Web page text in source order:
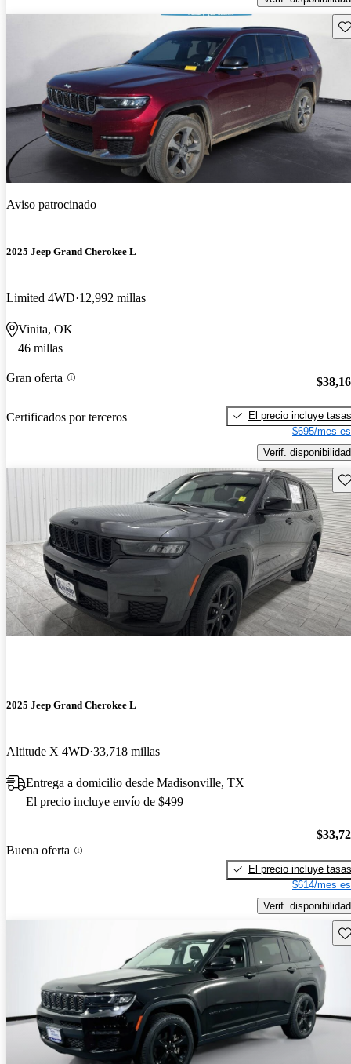
Aviso patrocinado
2025 Jeep Grand Cherokee L
Limited 4WD 12,992 millas
Vinita, OK
46 millas
Gran oferta
Certificados por terceros
El precio incluye tasas
$695/mes
Verif. disponibilidad
2025 Jeep Grand Cherokee L
Altitude X 4WD 33,718 millas
Entrega a domicilio desde Madisonville, TX
El precio incluye envío de $499
Buena oferta
El precio incluye tasas
$614/mes
Verif. disponibilidad